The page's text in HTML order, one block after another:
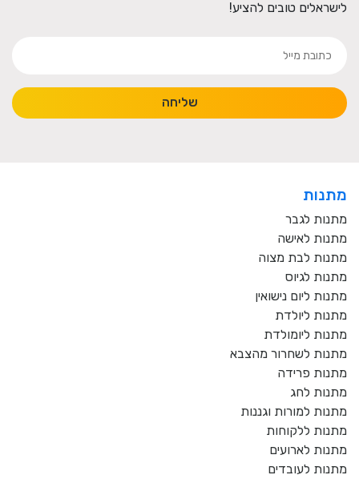
לישראלים טובים להציע!
שליחה
מתנות
מתנות לגבר
מתנות לאישה
מתנות לבת מצוה
מתנות לגיוס
מתנות ליום נישואין
מתנות ליולדת
מתנות ליומולדת
מתנות לשחרור מהצבא
מתנות פרידה
מתנות לחג
מתנות למורות וגננות
מתנות ללקוחות
מתנות לארועים
מתנות לעובדים